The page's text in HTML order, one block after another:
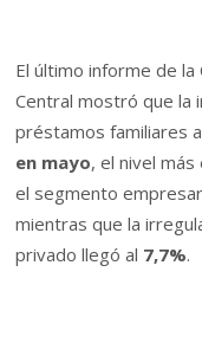
El último informe de
Central mostró que la
préstamos familiares
en mayo, el nivel
el segmento
mientras que la
privado llegó al 7,7%.